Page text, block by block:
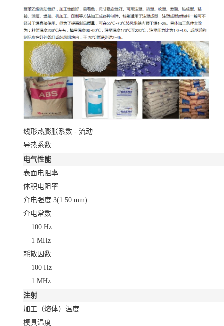
线形热膨胀系数 - 流动
导热系数
电气性能
表面电阻率
体积电阻率
介电强度 3(1.50 mm)
介电常数
100 Hz
1 MHz
耗散因数
100 Hz
1 MHz
注射
加工（熔体）温度
模具温度